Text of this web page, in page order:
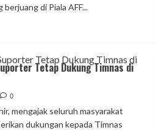
di Piala AFF...
Tetap Dukung Timnas di
0
mengajak seluruh masyarakat
dukungan kepada Timnas